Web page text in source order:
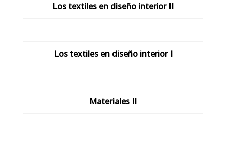
Los textiles en diseño interior II
Los textiles en diseño interior I
Materiales II